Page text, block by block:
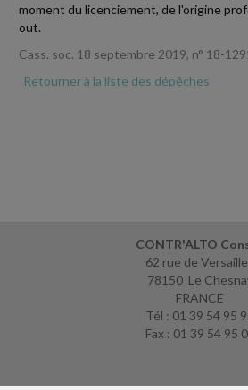
moment du licenciement, de l'origine
out.
Cass. soc. 18 septembre 2019, n° 18-
Retourner à la liste des dépêches
CONTR'ALTO
62 rue de
78150 Le
FRANCE
Tél : 01 39 54 95
Fax : 01 39 54 95